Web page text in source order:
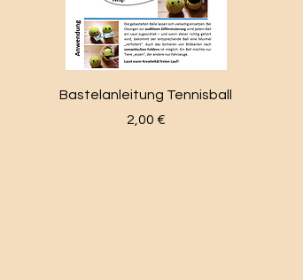
Bastelanleitung Tennisball
Preis
2,00 €